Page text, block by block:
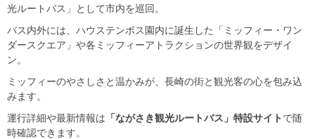
光ルートバス」として市内を巡回。
バス内外には、ハウステンボス園内に誕生した「ミッフィー・ワン
ダースクエア」や各ミッフィーアトラクションの世界観をデザイ
ン。
ミッフィーのやさしさと温かみが、長崎の街と観光客の心を包み込
みます。
運行詳細や最新情報は 「ながさき観光ルートバス」特設サイト で随
時確認できます。